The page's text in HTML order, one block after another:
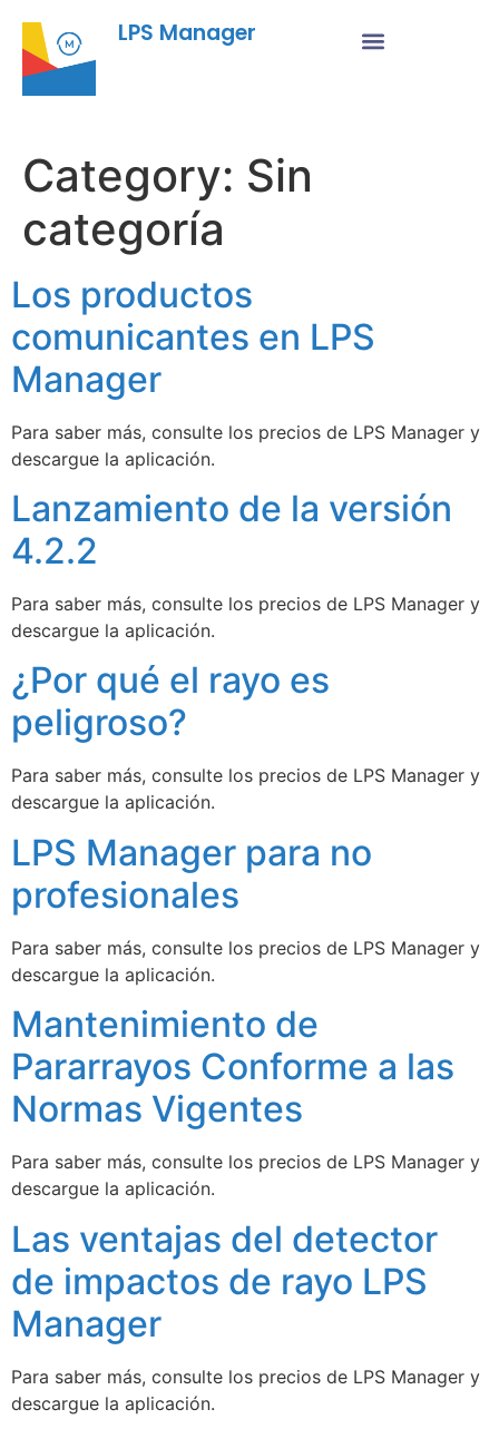
LPS Manager
Category: Sin
categoría
Los productos
comunicantes en LPS
Manager
Para saber más, consulte los precios de LPS Manager y
descargue la aplicación.
Lanzamiento de la versión
4.2.2
Para saber más, consulte los precios de LPS Manager y
descargue la aplicación.
¿Por qué el rayo es
peligroso?
Para saber más, consulte los precios de LPS Manager y
descargue la aplicación.
LPS Manager para no
profesionales
Para saber más, consulte los precios de LPS Manager y
descargue la aplicación.
Mantenimiento de
Pararrayos Conforme a las
Normas Vigentes
Para saber más, consulte los precios de LPS Manager y
descargue la aplicación.
Las ventajas del detector
de impactos de rayo LPS
Manager
Para saber más, consulte los precios de LPS Manager y
descargue la aplicación.